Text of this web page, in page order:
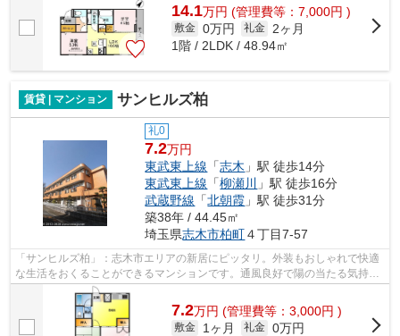
14.1万円 (管理費等：7,000円 )
敷金 0万円 礼金
2ヶ月
1階 / 2LDK / 48.94㎡
賃貸 | マンション サンヒルズ柏
礼0
7.2万円
東武東上線 「志木 」駅 徒歩14分
東武東上線 「柳瀬川
」駅 徒歩16分
武蔵野線 「北朝霞 」駅 徒歩31分
築38年 / 44.45㎡
埼玉県志木市柏町４丁目7-57
「サンヒルズ柏」：志木市エリアの新居にピッタリ。外装もおしゃれで快適
な生活をおくることができるマンションです。通風良好で陽の当たる気持ち
の良いマンションをご提供いたします...
7.2万円 (管理費等：3,000円 )
敷金 1ヶ月 礼金 0万円